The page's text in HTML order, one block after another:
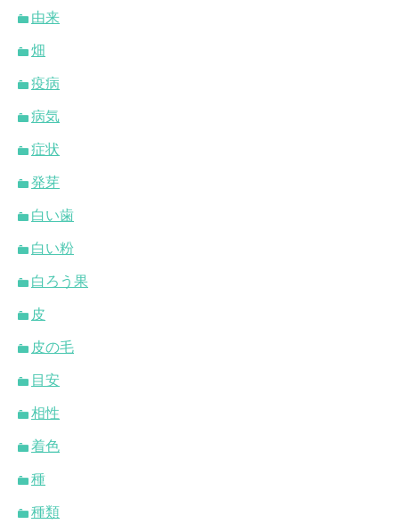
由来
畑
疫病
病気
症状
発芽
白い歯
白い粉
白ろう果
皮
皮の毛
目安
相性
着色
種
種類